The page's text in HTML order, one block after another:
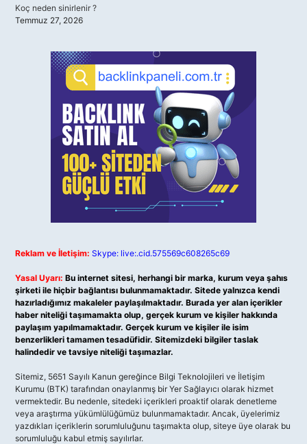
Koç neden sinirlenir ?
Temmuz 27, 2026
Reklam ve İletişim: Skype: live:.cid.575569c608265c69
Yasal Uyarı: Bu internet sitesi, herhangi bir marka, kurum veya şahıs
şirketi ile hiçbir bağlantısı bulunmamaktadır. Sitede yalnızca kendi
hazırladığımız makaleler paylaşılmaktadır. Burada yer alan içerikler
haber niteliği taşımamakta olup, gerçek kurum ve kişiler hakkında
paylaşım yapılmamaktadır. Gerçek kurum ve kişiler ile isim
benzerlikleri tamamen tesadüfidir. Sitemizdeki bilgiler taslak
halindedir ve tavsiye niteliği taşımazlar.
Sitemiz, 5651 Sayılı Kanun gereğince Bilgi Teknolojileri ve İletişim
Kurumu (BTK) tarafından onaylanmış bir Yer Sağlayıcı olarak hizmet
vermektedir. Bu nedenle, sitedeki içerikleri proaktif olarak denetleme
veya araştırma yükümlülüğümüz bulunmamaktadır. Ancak, üyelerimiz
yazdıkları içeriklerin sorumluluğunu taşımakta olup, siteye üye olarak bu
sorumluluğu kabul etmiş sayılırlar.